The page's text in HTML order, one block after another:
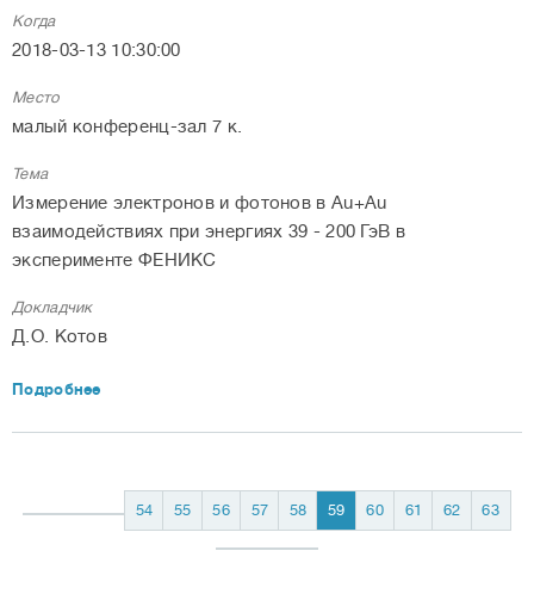
Когда
2018-03-13 10:30:00
Место
малый конференц-зал 7 к.
Тема
Измерение электронов и фотонов в Au+Au
взаимодействиях при энергиях 39 - 200 ГэВ в
эксперименте ФЕНИКС
Докладчик
Д.О. Котов
Подробнее
54 55 56 57 58 59 60 61 62 63